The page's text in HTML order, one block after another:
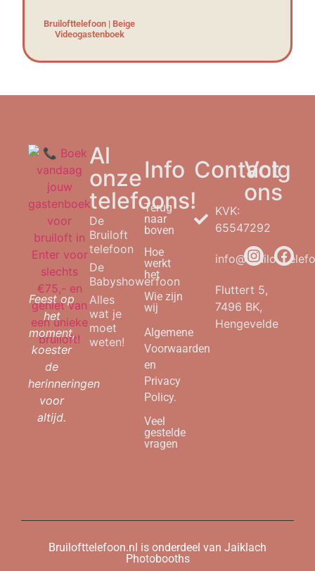
Bruilofttelefoon | Beige
Videogastenboek
Feest op
het
moment,
koester
de
herinneringen
voor
altijd.
Al
onze
telefoons!
De
Bruiloft
telefoon
De
Babyshowerfoon
Alles
wat je
moet
weten!
Info
Terug
naar
boven
Hoe
werkt
het
Wie zijn
wij
Algemene
Voorwaarden
en
Privacy
Policy.
Veel
gestelde
vragen
Contact
KVK:
65547292
Fluttert 5,
7496 BK,
Hengevelde
Volg
ons
Bruilofttelefoon.nl is onderdeel van Jaiklach
Photobooths